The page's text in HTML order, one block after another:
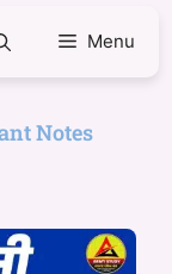
Menu
Notes